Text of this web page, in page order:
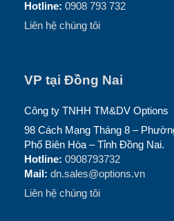
Hotline: 0908 793 732
Liên hệ chúng tôi
VP tại Đồng Nai
Công ty TNHH TM&DV Options
98 Cách Mạng Tháng 8 –
Phố Biên Hòa – Tỉnh Đồng Nai.
Hotline: 0908793732
Mail: dn.sales@options.vn
Liên hệ chúng tôi